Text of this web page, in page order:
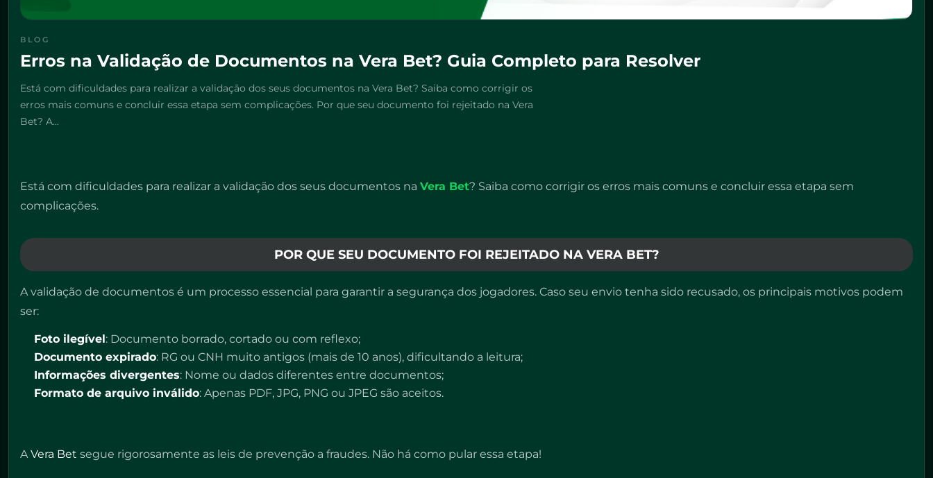
BLOG
Erros na Validação de Documentos na Vera Bet? Guia Completo para Resolver
Está com dificuldades para realizar a validação dos seus documentos na Vera Bet? Saiba como corrigir os
erros mais comuns e concluir essa etapa sem complicações. Por que seu documento foi rejeitado na Vera
Bet? A...
Está com dificuldades para realizar a validação dos seus documentos na Vera Bet? Saiba como corrigir os erros mais comuns e concluir essa etapa sem
complicações.
POR QUE SEU DOCUMENTO FOI REJEITADO NA VERA BET?
A validação de documentos é um processo essencial para garantir a segurança dos jogadores. Caso seu envio tenha sido recusado, os principais motivos podem
ser:
Foto ilegível: Documento borrado, cortado ou com reflexo;
Documento expirado: RG ou CNH muito antigos (mais de 10 anos), dificultando a leitura;
Informações divergentes: Nome ou dados diferentes entre documentos;
Formato de arquivo inválido: Apenas PDF, JPG, PNG ou JPEG são aceitos.
A Vera Bet segue rigorosamente as leis de prevenção a fraudes. Não há como pular essa etapa!